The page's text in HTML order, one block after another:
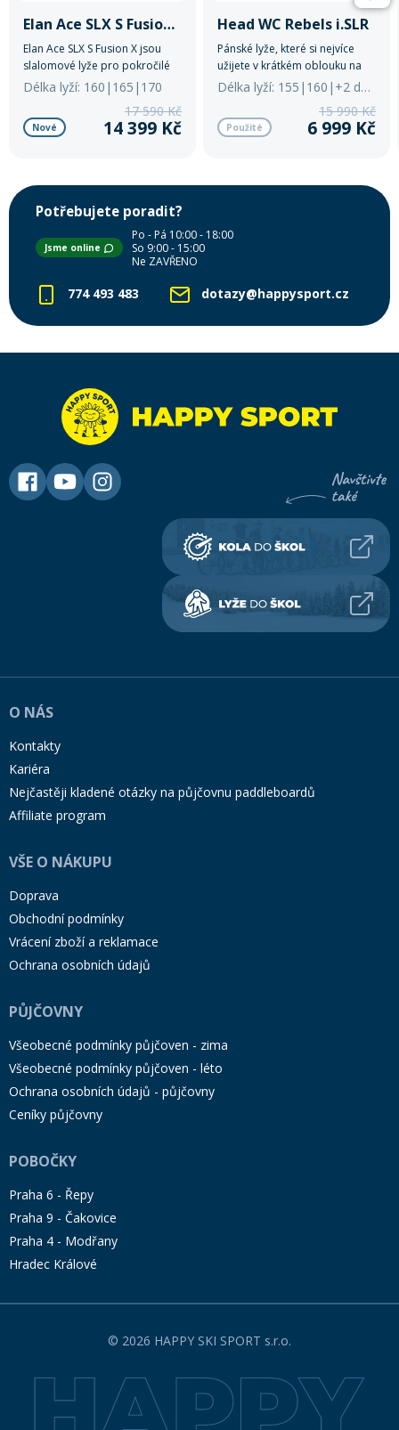
Elan Ace SLX S Fusion X
Elan Ace SLX S Fusion X jsou
slalomové lyže pro pokročilé
lyžaře s přesným ovládáním a
dynamikou.
Délka lyží: 160|165|170
Nové
17 590 Kč
14 399 Kč
Head WC Rebels i.SLR
Pánské lyže, které si nejvíce
užijete v krátkém oblouku na
upravené sjezdovce.
Délka lyží: 155|160|+2 další
Použité
15 990 Kč
6 999 Kč
Potřebujete poradit?
Jsme online
Po - Pá 10:00 - 18:00
So 9:00 - 15:00
Ne ZAVŘENO
774 493 483 dotazy@happysport.cz
O NÁS
Kontakty
Kariéra
Nejčastěji kladené otázky na půjčovnu paddleboardů
Affiliate program
VŠE O NÁKUPU
Doprava
Obchodní podmínky
Vrácení zboží a reklamace
Ochrana osobních údajů
PŮJČOVNY
Všeobecné podmínky půjčoven - zima
Všeobecné podmínky půjčoven - léto
Ochrana osobních údajů - půjčovny
Ceníky půjčovny
POBOČKY
Praha 6 - Řepy
Praha 9 - Čakovice
Praha 4 - Modřany
Hradec Králové
© 2026 HAPPY SKI SPORT s.r.o.